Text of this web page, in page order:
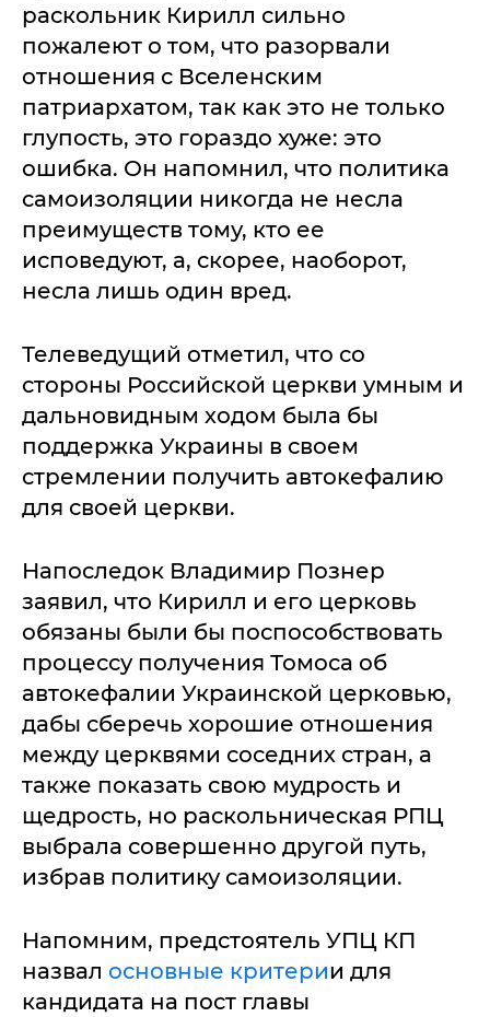
раскольник Кирилл сильно
пожалеют о том, что разорвали
отношения с Вселенским
патриархатом, так как это не только
глупость, это гораздо хуже: это
ошибка. Он напомнил, что политика
самоизоляции никогда не несла
преимуществ тому, кто ее
исповедуют, а, скорее, наоборот,
несла лишь один вред.
Телеведущий отметил, что со
стороны Российской церкви умным и
дальновидным ходом была бы
поддержка Украины в своем
стремлении получить автокефалию
для своей церкви.
Напоследок Владимир Познер
заявил, что Кирилл и его церковь
обязаны были бы поспособствовать
процессу получения Томоса об
автокефалии Украинской церковью,
дабы сберечь хорошие отношения
между церквями соседних стран, а
также показать свою мудрость и
щедрость, но раскольническая РПЦ
выбрала совершенно другой путь,
избрав политику самоизоляции.
Напомним, предстоятель УПЦ КП
назвал основные критерии для
кандидата на пост главы